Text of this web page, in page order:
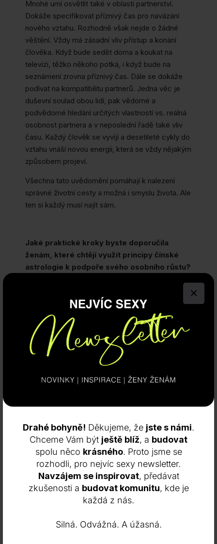
Drahé bohyně! Děkujeme, že jste s námi.
Chceme Vám být ještě blíž, a budovat
spolu něco krásného. Proto jsme se
rozhodli, pro nejvíc sexy newsletter.
Navzájem se inspirovat, předávat
zkušenosti a budovat komunitu, kde je
každá z nás.
Silná. Odvážná. A úžasná.
×
Mnohé umí osvětlit také v oblasti partnerství.
Dokáže specifikovat příznivý čas pro navázání
nového vztahu. Rozhodně však nejde o žádné
věštění. Vždy má zásadní vliv přístup a konání
člověka. Když bude sedět doma a koukat na
televizi, těžko někoho potká, i když bude na
seznámení zrovna příznivý čas. Dále se dokáže
podívat na kompatibilitu partnerů. Jedna věc je
duševní soulad obou lidí, pak vědomé a
podvědomé hledání určitých vlastností vs. reálná
osobnost partnera a v neposlední řadě také vliv
času. Každý člověk se vyvíjí a desetileté cykly do
vztahu vnáší novou energii, která se vždy nějakým
způsobem projeví.
Všechna tato uvědomění pomáhají k nalezení
správné životní cesty a možná i smyslu života. Ale
ten si každý musí najít sám.
Jaké praktické kroky byste doporučila
ženám, které chtějí využít principy čínské
astrologie k podpoře svého osobního růstu?
Pokud se ženy chtějí dovědět více o sobě a své
životní cestě nebo o cestě svých blízkých, ráda
jim pomohu a zpracuji „osobní mapu“, kterou
následně společně projdeme. Rozsah rozboru je
variabilní, záleží, co je zajímá.
Kromě toho mohu ženám pomoci s výběrem
termínu porodu císařským řezem. Sama jsem pro
Více informací o mé práci najdete na webových
stránkách
https://eva-sedlata.cz/
Co pro vás znamená být „Pravá já“?
Být „pravá já“ pro mě znamená dělat věci srdcem.
kterým je yangový oheň. Vášeň pro věc je mým